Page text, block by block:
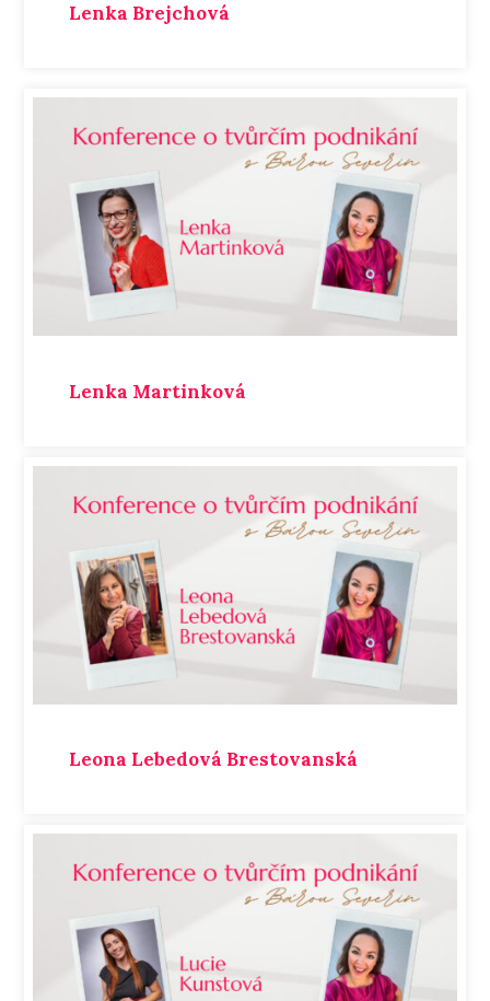
Lenka Brejchová
Lenka Martinková
Leona Lebedová Brestovanská